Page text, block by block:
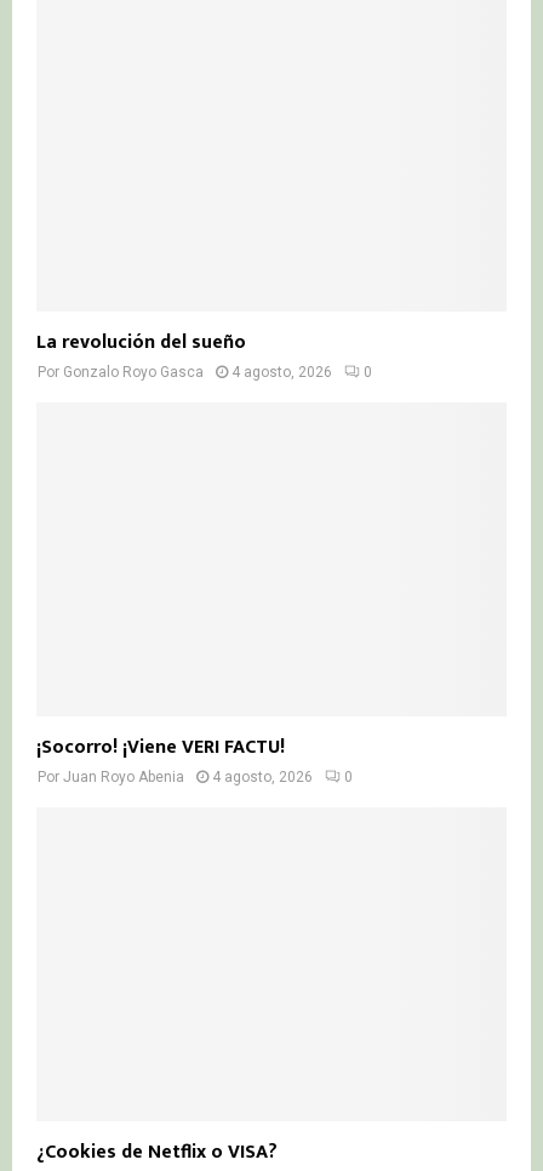
La revolución del sueño
Por Gonzalo Royo Gasca 4 agosto, 2026 0
¡Socorro! ¡Viene VERI FACTU!
Por Juan Royo Abenia 4 agosto, 2026 0
¿Cookies de Netflix o VISA?